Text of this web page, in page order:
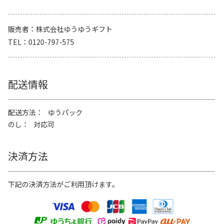
販売者
株式会社ゆうゆうギフト
TEL
0120-797-575
配送情報
配送方法
ゆうパック
のし
対応可
決済方法
下記の決済方法がご利用頂けます。